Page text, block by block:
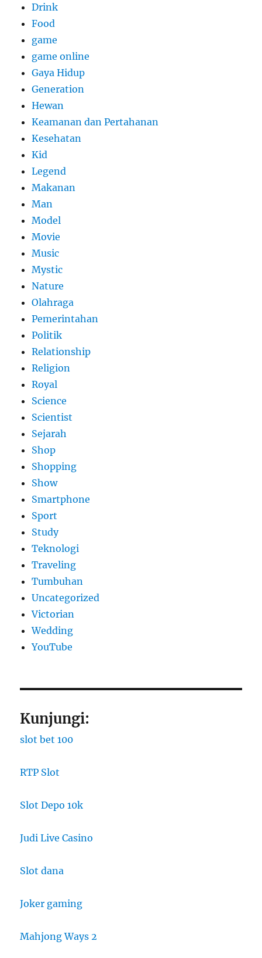
Drink
Food
game
game online
Gaya Hidup
Generation
Hewan
Keamanan dan Pertahanan
Kesehatan
Kid
Legend
Makanan
Man
Model
Movie
Music
Mystic
Nature
Olahraga
Pemerintahan
Politik
Relationship
Religion
Royal
Science
Scientist
Sejarah
Shop
Shopping
Show
Smartphone
Sport
Study
Teknologi
Traveling
Tumbuhan
Uncategorized
Victorian
Wedding
YouTube
Kunjungi:
slot bet 100
RTP Slot
Slot Depo 10k
Judi Live Casino
Slot dana
Joker gaming
Mahjong Ways 2